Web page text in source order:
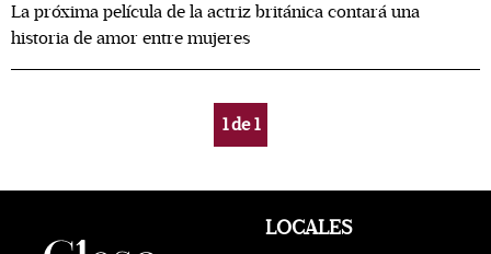
La próxima película de la actriz británica contará una
historia de amor entre mujeres
1de1
LOCALES